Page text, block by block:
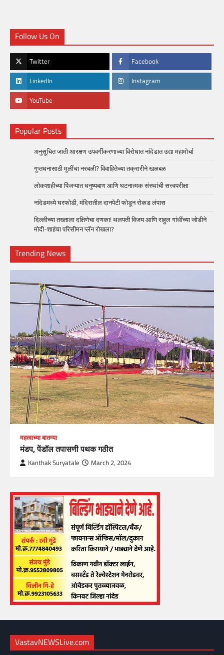
Follow Us On
Twitter Facebook
LinkedIn Instagram
YouTube
Popular Posts
अनुसूचित जाती आरक्षण उपवर्गीकरणाच्या विरोधात नांदेडात उद्या महामोर्चा
गुप्तधनासाठी मुलींचा नरबळी? विवाहितेच्या तक्रारीने खळबळ
लोकशाहीच्या पिंजऱ्यात धनुष्यबाण आणि घटनात्मक संस्थांची सत्त्वपरीक्षा
नांदेडमध्ये घरफोडी, मंदिरातील दानपेटी फोडून रोकड लंपास
दिल्लीच्या तख्ताला दक्षिणेचा दणका! थलपती विजय आणि राहुल गांधींच्या जोडीने
मोदी-शाहंचा परिसीमन प्लॅन रोखला?
Trending News
महत्वाच्या बातम्या
मंडप, पेंडॉल तपासणी पथक गठीत
Kanthak Suryatale March 2, 2024
VastavNEWSLive.com